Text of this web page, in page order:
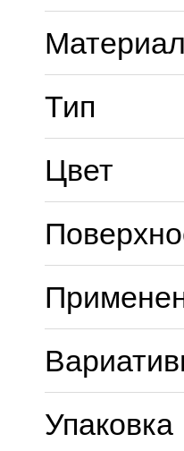
Материал
Тип
Цвет
Упаковка